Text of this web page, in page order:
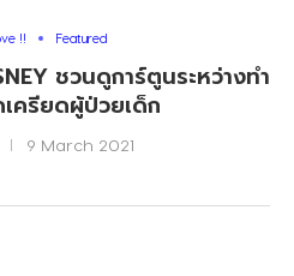
!! Featured
ชวนดูการ์ตูนระหว่างทำ
ครียดผู้ป่วยเด็ก
9 March 2021